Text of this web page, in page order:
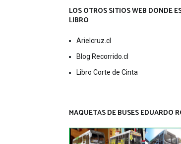
LOS OTROS SITIOS WEB DONDE
LIBRO
Arielcruz.cl
Blog Recorrido.cl
Libro Corte de Cinta
MAQUETAS DE BUSES EDUARDO